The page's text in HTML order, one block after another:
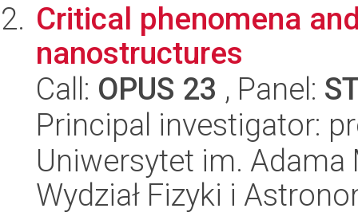
Critical phenomena
nanostructures
Call: OPUS 23 , Panel:
Principal investigator:
Uniwersytet im.
Wydział Fizyki i